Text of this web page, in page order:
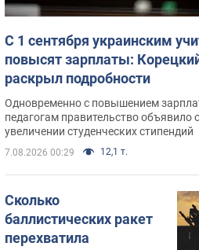
С 1 сентября украинским
повысят зарплаты:
раскрыл подробности
Одновременно с повышением
педагогам правительство объявило
увеличении студенческих стипендий
7.08.2026 00:29 12,1 т.
Сколько
баллистических ракет
перехватила